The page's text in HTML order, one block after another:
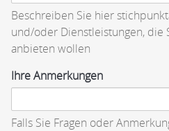
Beschreiben Sie hier
und/oder Dienstleistungen, die
anbieten wollen
Ihre Anmerkungen
Falls Sie Fragen oder